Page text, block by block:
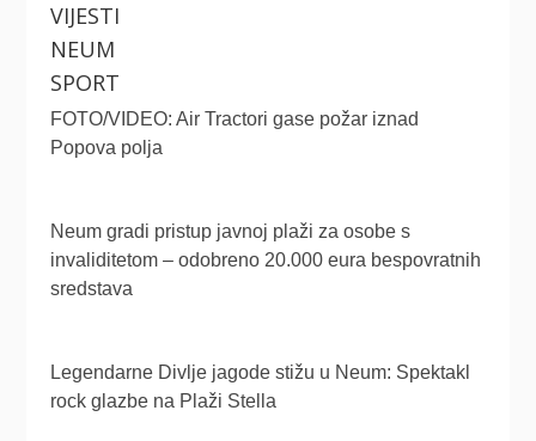
VIJESTI
NEUM
SPORT
FOTO/VIDEO: Air Tractori gase požar iznad
Popova polja
Neum gradi pristup javnoj plaži za osobe s
invaliditetom – odobreno 20.000 eura bespovratnih
sredstava
Legendarne Divlje jagode stižu u Neum: Spektakl
rock glazbe na Plaži Stella